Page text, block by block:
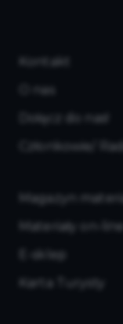
Kontakt
O nas
Dołącz do nas!
Członkowie/
Magazyn
Materiały on-line
E-sklep
Karta Turysty